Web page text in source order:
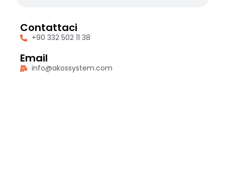
Contattaci
+90 332 502 11 38
Email
info@akossystem.com